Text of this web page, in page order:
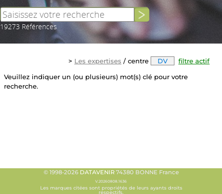
19273 Références
> Les expertises / centre DV
filtre actif
Veuillez indiquer un (ou plusieurs) mot(s) clé pour votre
recherche.
© 1998-2026 DATAVENIR74380 BONNE France
V.20260808.1636
Les marques citées sont propriétés de leurs ayants droits
respectifs.